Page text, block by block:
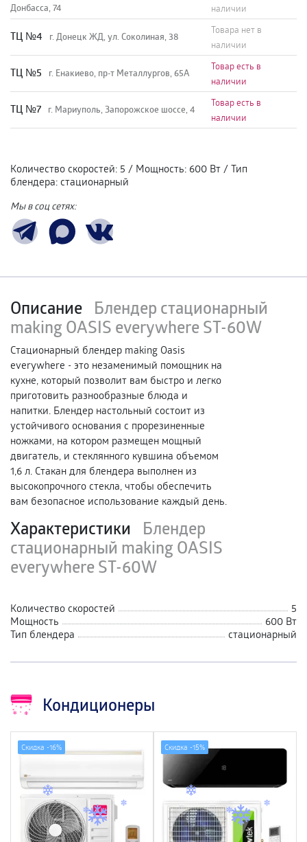
Донбасса, 74
наличии
TЦ №4 г. Донецк ЖД, ул. Соколиная, 38
Товара нет в
наличии
TЦ №5 г. Енакиево, пр-т Металлургов, 65А
Товар есть в
наличии
ТЦ №7 г. Мариуполь, Запорожское шоссе, 4
Товар есть в
наличии
Количество скоростей: 5 / Мощность: 600 Вт / Тип
блендера: стационарный
Мы в соц сетях:
Описание Блендер стационарный
making OASIS everywhere ST-60W
Стационарный блендер making Oasis
everywhere - это незаменимый помощник на
кухне, который позволит вам быстро и легко
приготовить разнообразные блюда и
напитки. Блендер настольный состоит из
устойчивого основания с прорезиненные
ножками, на котором размещен мощный
двигатель, и стеклянного кувшина объемом
1,6 л. Стакан для блендера выполнен из
высокопрочного стекла, чтобы обеспечить
вам безопасное использование каждый день.
Характеристики
Блендер
стационарный making OASIS
everywhere ST-60W
Количество скоростей
5
Мощность
600 Вт
Тип блендера
стационарный
Кондиционеры
Скидка -16% Скидка -15%